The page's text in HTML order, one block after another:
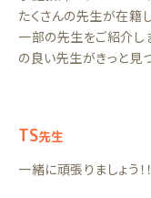
たくさんの先生が在籍し
一部の先生をご紹介し
の良い先生がきっと見
TS先生
一緒に頑張りましょう！！